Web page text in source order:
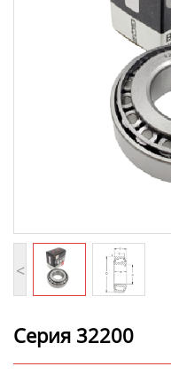
<
Серия 32200